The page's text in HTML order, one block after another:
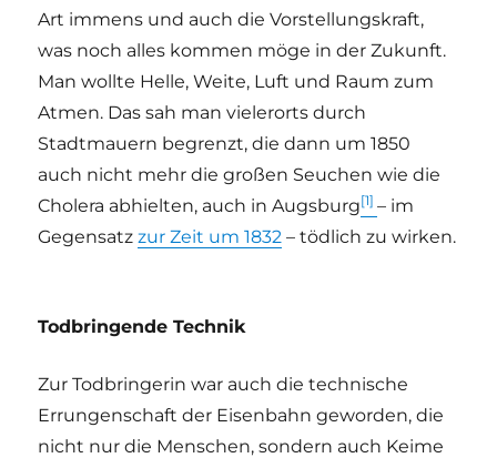
Art immens und auch die Vorstellungskraft,
was noch alles kommen möge in der Zukunft.
Man wollte Helle, Weite, Luft und Raum zum
Atmen. Das sah man vielerorts durch
Stadtmauern begrenzt, die dann um 1850
auch nicht mehr die großen Seuchen wie die
Cholera abhielten, auch in Augsburg[1] – im
Gegensatzzur Zeit um 1832 – tödlich zu wirken.
Todbringende Technik
Zur Todbringerin war auch die technische
Errungenschaft der Eisenbahn geworden, die
nicht nur die Menschen, sondern auch Keime